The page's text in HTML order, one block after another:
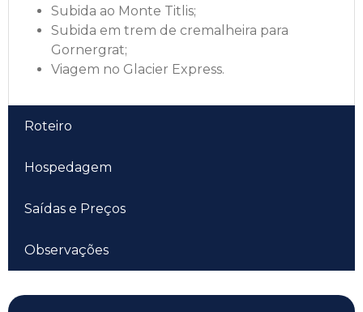
Subida ao Monte Titlis;
Subida em trem de cremalheira para
Gornergrat;
Viagem no Glacier Express.
Roteiro
Hospedagem
Saídas e Preços
Observações